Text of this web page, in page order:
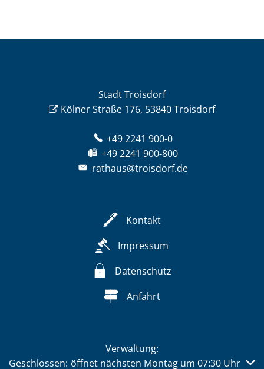
Stadt Troisdorf
Kölner Straße 176, 53840 Troisdorf
+49 2241 900-0
+49 2241 900-800
rathaus@troisdorf.de
Kontakt
Impressum
Datenschutz
Anfahrt
Verwaltung:
Klicken, um weitere Öffnungs- oder Schließzeiten
Geschlossen: öffnet nächsten Montag um 07:30 Uhr